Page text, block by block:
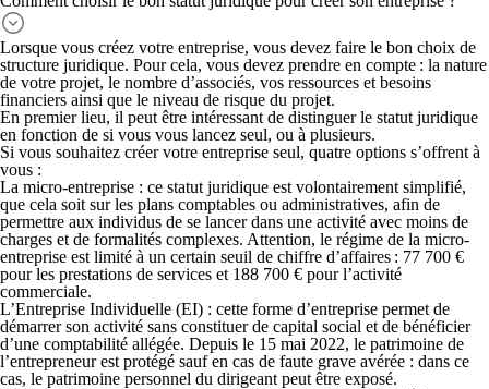
Lorsque vous créez votre entreprise, vous devez faire le bon choix de
structure juridique. Pour cela, vous devez prendre en compte : la nature
de votre projet, le nombre d’associés, vos ressources et besoins
financiers ainsi que le niveau de risque du projet.
En premier lieu, il peut être intéressant de distinguer le statut juridique
en fonction de si vous vous lancez seul, ou à plusieurs.
Si vous souhaitez créer votre entreprise seul, quatre options s’offrent à
vous :
La micro-entreprise : ce statut juridique est volontairement simplifié,
que cela soit sur les plans comptables ou administratives, afin de
permettre aux individus de se lancer dans une activité avec moins de
charges et de formalités complexes. Attention, le régime de la micro-
entreprise est limité à un certain seuil de chiffre d’affaires : 77 700 €
pour les prestations de services et 188 700 € pour l’activité
commerciale.
L’Entreprise Individuelle (EI) : cette forme d’entreprise permet de
démarrer son activité sans constituer de capital social et de bénéficier
d’une comptabilité allégée. Depuis le 15 mai 2022, le patrimoine de
l’entrepreneur est protégé sauf en cas de faute grave avérée : dans ce
cas, le patrimoine personnel du dirigeant peut être exposé.